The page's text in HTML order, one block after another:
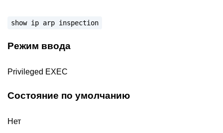
show ip arp inspection
Режим ввода
Privileged EXEC
Состояние по умолчанию
Нет